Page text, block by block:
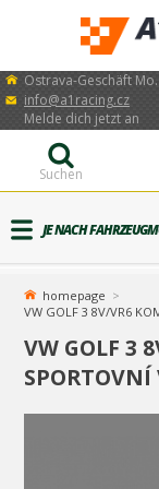
Ostrava-Geschäft
info@a1racing.cz
Melde dich jetzt an
Suchen
JE NACH
homepage
VW GOLF 3 8V/VR6
VW GOLF 3